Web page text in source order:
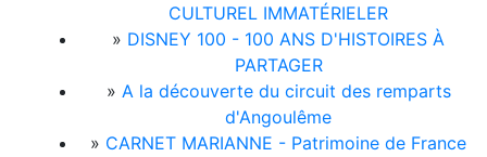
CULTUREL IMMATÉRIELER
» DISNEY 100 - 100 ANS D'HISTOIRES À
PARTAGER
» A la découverte du circuit des remparts
d'Angoulême
» CARNET MARIANNE - Patrimoine de France